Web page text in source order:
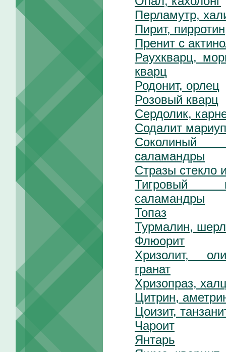
Перламутр,
Пирит,
Пренит с
Раухкварц,
кварц
Родонит, орлец
Розовый кварц
Сердолик,
Содалит
Соколиный
саламандры
Стразы стекло
Тигровый
саламандры
Топаз
Турмалин, шерл
Флюорит
Хризолит,
гранат
Хризопраз,
Цитрин,
Цоизит,
Чароит
Янтарь